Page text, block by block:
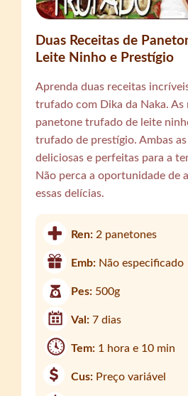
Duas Receitas de
Leite Ninho e Prestígio
Aprenda duas receitas
trufado com Dika da Naka. As
panetone trufado de leite
trufado de prestígio. Ambas
deliciosas e perfeitas para a
Não perca a oportunidade de
essas delícias.
Ren:2 panetones
Emb: Não especificado
Pes: 500g
Val:7 dias
Tem: 1 hora e 10 min
Cus: Preço variável